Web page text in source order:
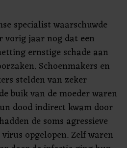
specialist waarschuwde
vorig jaar nog dat een
ernstige schade aan
Schoenmakers en
stelden van zeker
buik van de moeder waren
dood indirect kwam door
de soms agressieve
opgelopen. Zelf waren